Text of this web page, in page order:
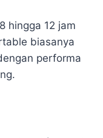
hingga 12 jam
biasanya
performa